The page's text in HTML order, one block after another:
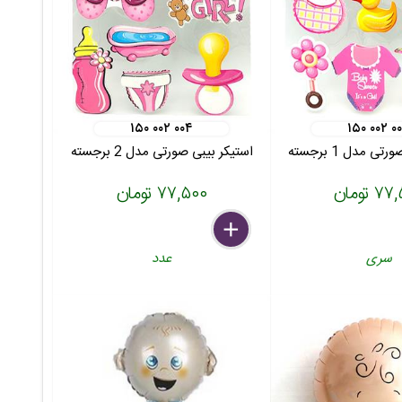
۰۰۲ ۰۰۳
مدل 1 برجسته
سری
۱۵۰ ۰۰۲ ۰۰۴
استیکر بیبی صورتی مدل 2 برجسته
۷۷,۵۰۰ تومان
delete
remove
add
عدد